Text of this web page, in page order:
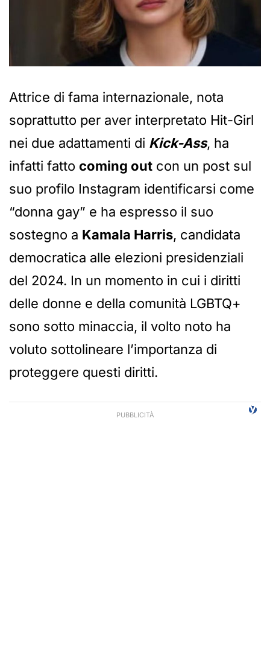
Attrice di fama internazionale, nota
soprattutto per aver interpretato Hit-Girl
nei due adattamenti di Kick-Ass, ha
infatti fatto coming out con un post sul
suo profilo Instagram identificarsi come
“donna gay” e ha espresso il suo
sostegno a Kamala Harris, candidata
democratica alle elezioni presidenziali
del 2024. In un momento in cui i diritti
delle donne e della comunità LGBTQ+
sono sotto minaccia, il volto noto ha
voluto sottolineare l’importanza di
proteggere questi diritti.